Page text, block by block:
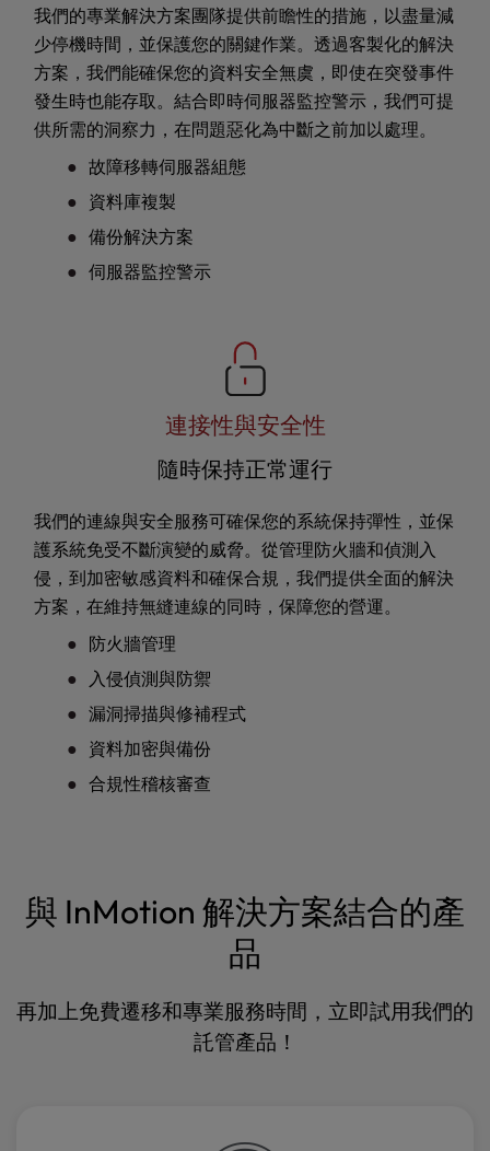
我們的專業解決方案團隊提供前瞻性的措施，以盡量減
少停機時間，並保護您的關鍵作業。透過客製化的解決
方案，我們能確保您的資料安全無虞，即使在突發事件
發生時也能存取。結合即時伺服器監控警示，我們可提
供所需的洞察力，在問題惡化為中斷之前加以處理。
故障移轉伺服器組態
資料庫複製
備份解決方案
伺服器監控警示
連接性與安全性
隨時保持正常運行
我們的連線與安全服務可確保您的系統保持彈性，並保
護系統免受不斷演變的威脅。從管理防火牆和偵測入
侵，到加密敏感資料和確保合規，我們提供全面的解決
方案，在維持無縫連線的同時，保障您的營運。
防火牆管理
入侵偵測與防禦
漏洞掃描與修補程式
資料加密與備份
合規性稽核審查
與 InMotion 解決方案結合的產
品
再加上免費遷移和專業服務時間，立即試用我們的
託管產品！